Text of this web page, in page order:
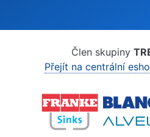
Člen skupiny
Přejít na centrální